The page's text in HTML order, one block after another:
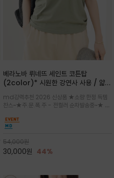
베라노바 뤼네뜨 세인트 코튼탑
(2color)* 시원한 강연사 사용 / 얇고
피부에 잘 달라붙지 않아 통기성이 탁월
md강력추천 2026 신상품 ★소량 한정 득템
찬스~★주.문.폭.주 - 전컬러 순차발송중~★ 감
라인과 여유 있는 스탠다드 핏으로 부담 없이 착
용/과하지 않은 프린트 디테일이 룩에 세련된 위
트를 더해 데일리 룩에 포인트
54,000원
30,000원 44%